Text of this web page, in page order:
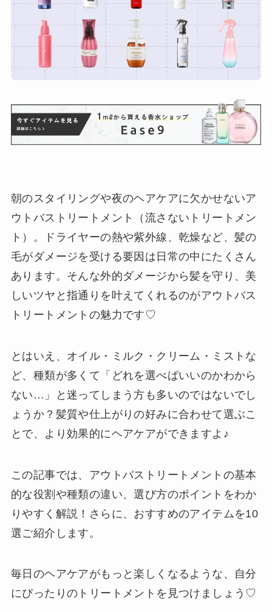
朝のスタイリングや夜のヘアケアに欠かせないア
ウトバストリートメント（流さないトリートメン
ト）。ドライヤーの熱や紫外線、乾燥など、髪の
毛がダメージを受ける要因は日常の中にたくさん
あります。そんな外的ダメージから髪を守り、美
しいツヤと指通りを叶えてくれるのがアウトバス
トリートメントの魅力です♡
とはいえ、オイル・ミルク・クリーム・ミストな
ど、種類が多くて「どれを選べばいいのかわから
ない…」と迷ってしまう方も多いのではないでし
ょうか？髪質や仕上がりの好みに合わせて選ぶこ
とで、より効果的にヘアケアができますよ♪
この記事では、アウトバストリートメントの基本
的な役割や種類の違い、選び方のポイントをわか
りやすく解説！さらに、おすすめのアイテムを10
選ご紹介します。
毎日のヘアケアがもっと楽しくなるような、自分
にぴったりのトリートメントを見つけましょう♡